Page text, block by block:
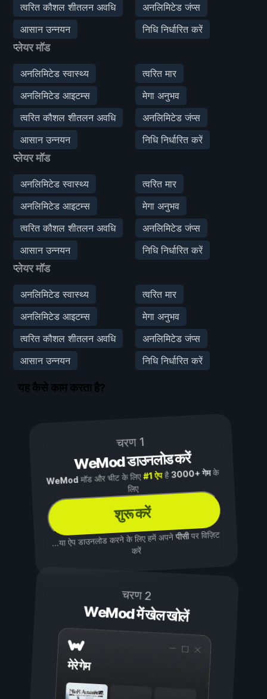
त्वरित कौशल शीतलन अवधि
अनलिमिटेड जंप्स
आसान उन्नयन
निधि निर्धारित करें
प्लेयर मॉड
अनलिमिटेड स्वास्थ्य
त्वरित मार
अनलिमिटेड आइटम्स
मेगा अनुभव
त्वरित कौशल शीतलन अवधि
अनलिमिटेड जंप्स
आसान उन्नयन
निधि निर्धारित करें
प्लेयर मॉड
अनलिमिटेड स्वास्थ्य
त्वरित मार
अनलिमिटेड आइटम्स
मेगा अनुभव
त्वरित कौशल शीतलन अवधि
अनलिमिटेड जंप्स
आसान उन्नयन
निधि निर्धारित करें
प्लेयर मॉड
अनलिमिटेड स्वास्थ्य
त्वरित मार
अनलिमिटेड आइटम्स
मेगा अनुभव
त्वरित कौशल शीतलन अवधि
अनलिमिटेड जंप्स
आसान उन्नयन
निधि निर्धारित करें
यह कैसे काम करता है?
चरण 1
WeMod डाउनलोड करें
WeMod मॉड और चीट के लिए#1 ऐपहै3000+ गेमके
लिए
शुरू करें
...या ऐप डाउनलोड करने के लिए हमें अपनेपीसीपर विज़िट
करें
चरण 2
WeMod में खेल खोलें
मेरे गेम